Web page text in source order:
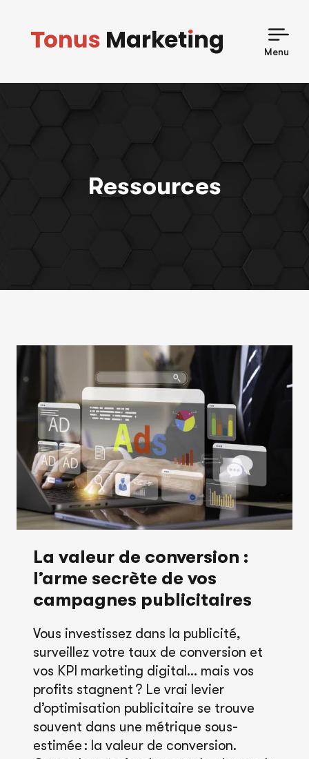
content
Menu
Ressources
La valeur de conversion :
l’arme secrète de vos
campagnes publicitaires
Vous investissez dans la publicité,
surveillez votre taux de conversion et
vos KPI marketing digital… mais vos
profits stagnent ? Le vrai levier
d’optimisation publicitaire se trouve
souvent dans une métrique sous-
estimée : la valeur de conversion.